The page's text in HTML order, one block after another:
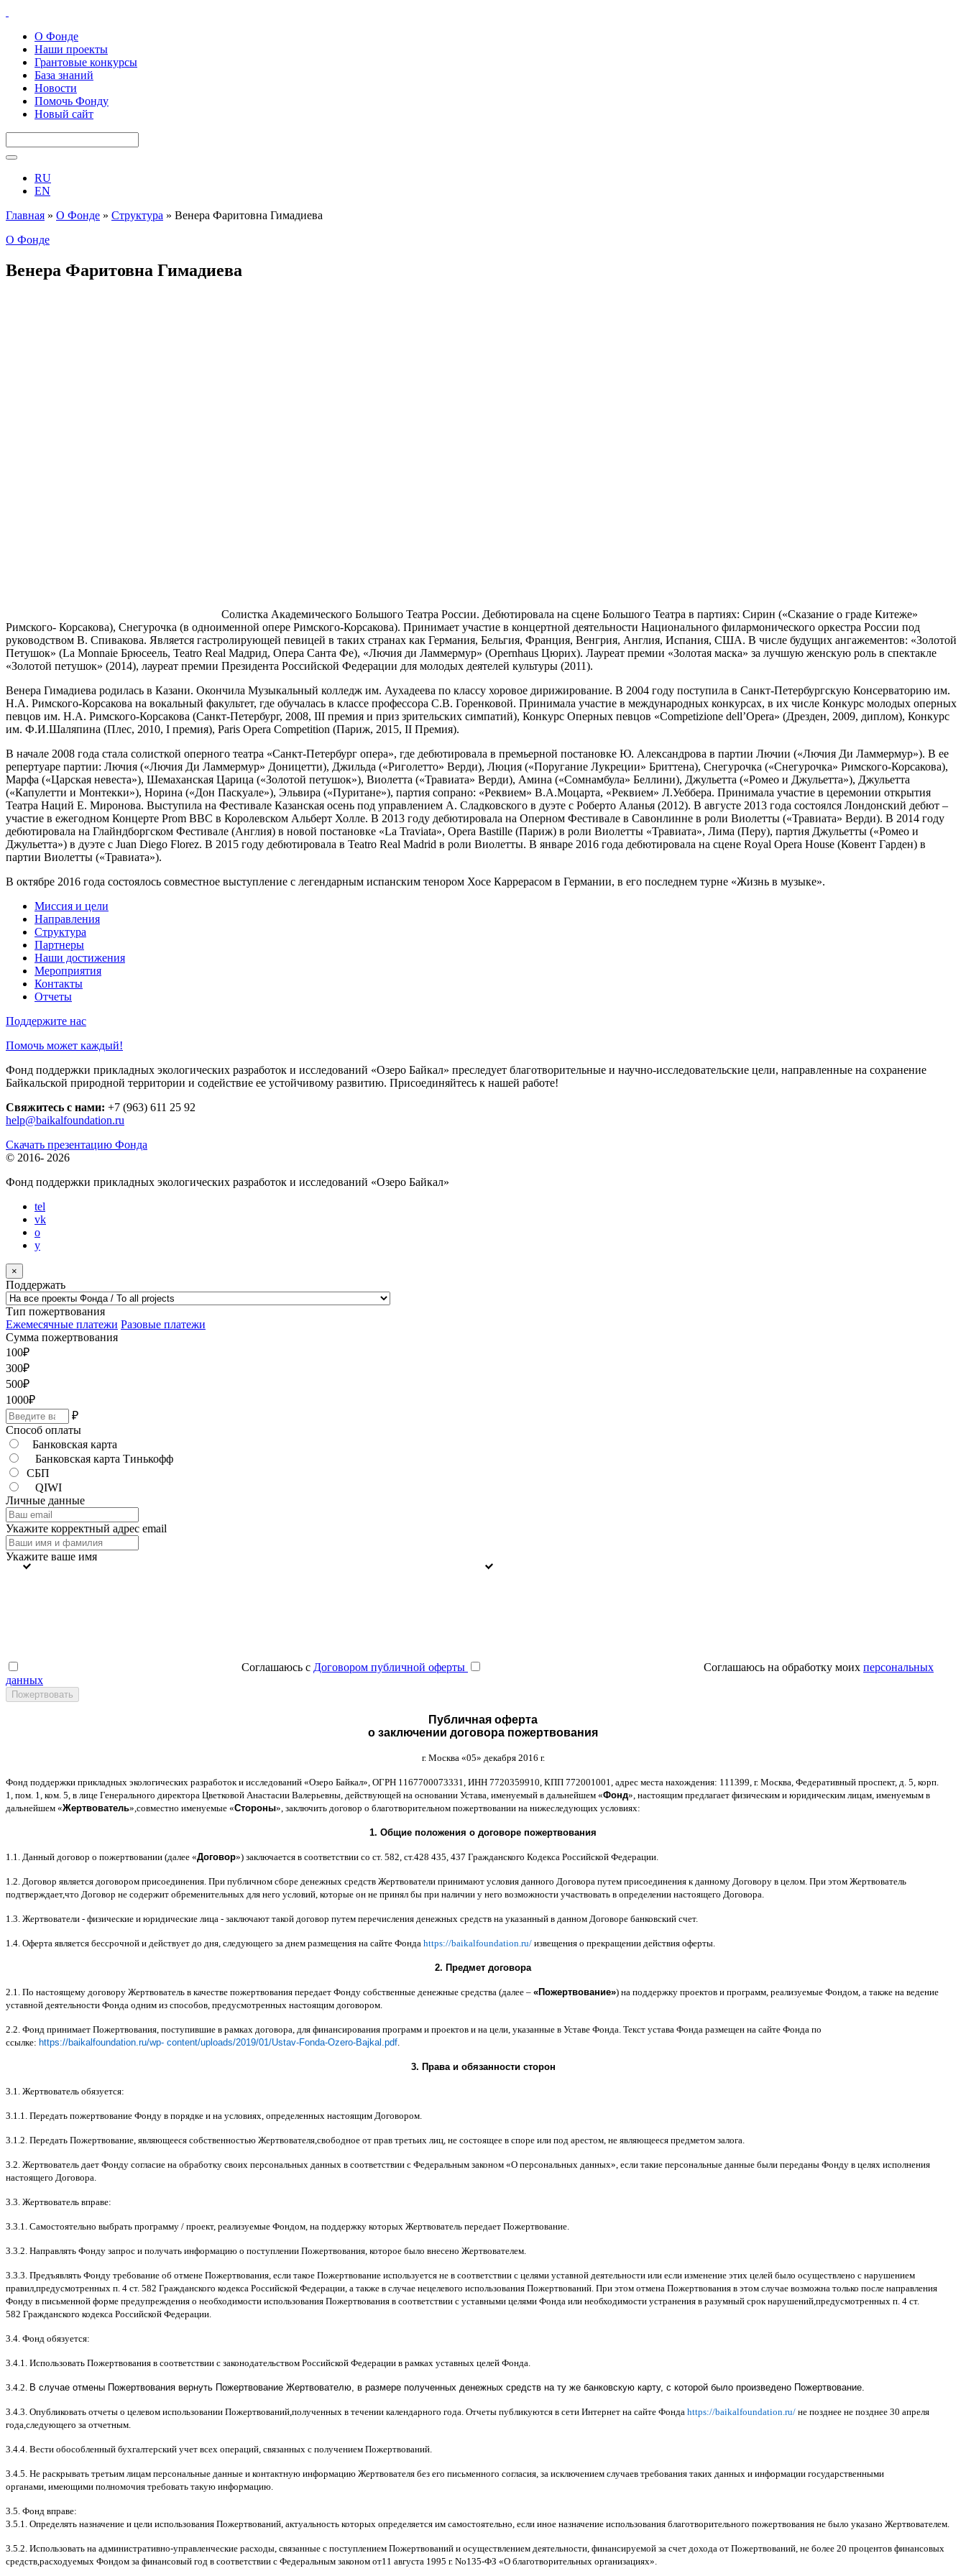
О Фонде
Наши проекты
Грантовые конкурсы
База знаний
Новости
Помочь Фонду
Новый сайт
RU
EN
Главная » О Фонде » Структура » Венера Фаритовна Гимадиева
О Фонде
Венера Фаритовна Гимадиева
Солистка Академического Большого Театра России. Дебютировала на сцене Большого Театра в партиях: Сирин («Сказание о граде Китеже»
Римского- Корсакова), Снегурочка (в одноименной опере Римского-Корсакова). Принимает участие в концертной деятельности Национального филармонического оркестра России под
руководством В. Спивакова. Является гастролирующей певицей в таких странах как Германия, Бельгия, Франция, Венгрия, Англия, Испания, США. В числе будущих ангажементов: «Золотой
Петушок» (La Monnaie Брюсеель, Teatro Real Мадрид, Опера Санта Фе), «Лючия ди Ламмермур» (Opernhaus Цюрих). Лауреат премии «Золотая маска» за лучшую женскую роль в спектакле
«Золотой петушок» (2014), лауреат премии Президента Российской Федерации для молодых деятелей культуры (2011).
Венера Гимадиева родилась в Казани. Окончила Музыкальный колледж им. Аухадеева по классу хоровое дирижирование. В 2004 году поступила в Санкт-Петербургскую Консерваторию им.
Н.А. Римского-Корсакова на вокальный факультет, где обучалась в классе профессора С.В. Горенковой. Принимала участие в международных конкурсах, в их числе Конкурс молодых оперных
певцов им. Н.А. Римского-Корсакова (Санкт-Петербург, 2008, III премия и приз зрительских симпатий), Конкурс Оперных певцов «Competizione dell’Opera» (Дрезден, 2009, диплом), Конкурс
им. Ф.И.Шаляпина (Плес, 2010, I премия), Paris Opera Competition (Париж, 2015, II Премия).
В начале 2008 года стала солисткой оперного театра «Санкт-Петербург опера», где дебютировала в премьерной постановке Ю. Александрова в партии Лючии («Лючия Ди Ламмермур»). В ее
репертуаре партии: Лючия («Лючия Ди Ламмермур» Доницетти), Джильда («Риголетто» Верди), Люция («Поругание Лукреции» Бриттена), Снегурочка («Снегурочка» Римского-Корсакова),
Марфа («Царская невеста»), Шемаханская Царица («Золотой петушок»), Виолетта («Травиата» Верди), Амина («Сомнамбула» Беллини), Джульетта («Ромео и Джульетта»), Джульетта
(«Капулетти и Монтекки»), Норина («Дон Паскуале»), Эльвира («Пуритане»), партия сопрано: «Реквием» В.А.Моцарта, «Реквием» Л.Уеббера. Принимала участие в церемонии открытия
Театра Наций Е. Миронова. Выступила на Фестивале Казанская осень под управлением А. Сладковского в дуэте с Роберто Аланья (2012). В августе 2013 года состоялся Лондонский дебют –
участие в ежегодном Концерте Prom BBC в Королевском Альберт Холле. В 2013 году дебютировала на Оперном Фестивале в Савонлинне в роли Виолетты («Травиата» Верди). В 2014 году
дебютировала на Глайндборгском Фестивале (Англия) в новой постановке «La Traviata», Opera Bastille (Париж) в роли Виолетты «Травиата», Лима (Перу), партия Джульетты («Ромео и
Джульетта») в дуэте с Juan Diego Florez. В 2015 году дебютировала в Teatro Real Madrid в роли Виолетты. В январе 2016 года дебютировала на сцене Royal Opera House (Ковент Гарден) в
партии Виолетты («Травиата»).
В октябре 2016 года состоялось совместное выступление с легендарным испанским тенором Хосе Каррерасом в Германии, в его последнем турне «Жизнь в музыке».
Миссия и цели
Направления
Структура
Партнеры
Наши достижения
Мероприятия
Контакты
Отчеты
Поддержите нас
Помочь может каждый!
Фонд поддержки прикладных экологических разработок и исследований «Озеро Байкал» преследует благотворительные и научно-исследовательские цели, направленные на сохранение
Байкальской природной территории и содействие ее устойчивому развитию. Присоединяйтесь к нашей работе!
Свяжитесь с нами: +7 (963) 611 25 92
help@baikalfoundation.ru
Скачать презентацию Фонда
© 2016- 2026
Фонд поддержки прикладных экологических разработок и исследований «Озеро Байкал»
tel
vk
o
y
×
Поддержать
Тип пожертвования
Ежемесячные платежи Разовые платежи
Сумма пожертвования
100₽
300₽
500₽
1000₽
₽
Способ оплаты
Банковская карта
Банковская карта Тинькофф
СБП
QIWI
Личные данные
Укажите корректный адрес email
Укажите ваше имя
Соглашаюсь с Договором публичной оферты Соглашаюсь на обработку моих персональных
данных
Публичная оферта
о заключении договора пожертвования
г. Москва «05» декабря 2016 г.
Фонд поддержки прикладных экологических разработок и исследований «Озеро Байкал», ОГРН 1167700073331, ИНН 7720359910, КПП 772001001, адрес места нахождения: 111399, г. Москва Федеративный проспект, д . 5, корп
1, пом . 1, ком . 5, в лице Генерального директора Цветковой Анастасии Валерьевны действующей на основании Устава именуемый в дальнейшем «Фонд», настоящим предлагает физическим и юридическим лицам именуемым в
дальнейшем «Жертвователь», совместно именуемые «Стороны», заключить договор o благотворительном пожертвовании на нижеследующих условиях:
1. Общие положения o договоре пожертвования
1.1. Данный договор о пожертвовании (далее «Договор») заключается в соответствии со ст. 582, ст.428 435, 437 Гражданского Кодекса Российской Федерации
1.2. Договор является договором присоединения При публичном сборе денежных средств Жертвователи принимают условия данного Договора путем присоединения к данному Договору в целом При этом Жертвователь
подтверждает,что Договор не содержит обременительных для него условий которые он не принял бы при наличии у него возможности участвовать в определении настоящего Договора
1.3. Жертвователи - физические и юридические лица - заключают такой договор путем перечисления денежных средств на указанный в данном Договоре банковский счет.
1.4. Оферта является бессрочной и действует до дня следующего за днем размещения на сайте Фонда https://baikalfoundation.ru/ извещения о прекращении действия оферты
2. Предмет договора
2.1. По настоящему договору Жертвователь в качестве пожертвования передает Фонду собственные денежные средства (далее – «Пожертвование») на поддержку проектов и программ реализуемые Фондом а также на ведение
уставной деятельности Фонда одним из способов предусмотренных настоящим договором
2.2. Фонд принимает Пожертвования поступившие в рамках договора для финансирования программ и проектов и на цели указанные в Уставе Фонда Текст устава Фонда размещен на сайте Фонда по
ссылке: https://baikalfoundation.ru/wp- content/uploads/2019/01/Ustav-Fonda-Ozero-Bajkal.pdf
3. Права и обязанности сторон
3.1. Жертвователь обязуется:
3.1.1. Передать пожертвование Фонду в порядке и на условиях определенных настоящим Договором
3.1.2. Передать Пожертвование являющееся собственностью Жертвователя свободное от прав третьих лиц не состоящее в споре или под арестом не являющееся предметом залога
3.2. Жертвователь дает Фонду согласие на обработку своих персональных данных в соответствии с Федеральным законом «О персональных данных», если такие персональные данные были переданы Фонду в целях исполнения
настоящего Договора
3.3. Жертвователь вправе:
3.3.1. Самостоятельно выбрать программу / проект, реализуемые Фондом на поддержку которых Жертвователь передает Пожертвование
3.3.2. Направлять Фонду запрос и получать информацию о поступлении Пожертвования которое было внесено Жертвователем
3.3.3. Предъявлять Фонду требование об отмене Пожертвования если такое Пожертвование используется не в соответствии с целями уставной деятельности или если изменение этих целей было осуществлено с нарушением
правил предусмотренных п . 4 ст. 582 Гражданского кодекса Российской Федерации а также в случае нецелевого использования Пожертвований При этом отмена Пожертвования в этом случае возможна только после направления
Фонду в письменной форме предупреждения о необходимости использования Пожертвования в соответствии с уставными целями Фонда или необходимости устранения в разумный срок нарушений предусмотренных п . 4 ст.
582 Гражданского кодекса Российской Федерации
3.4. Фонд обязуется:
3.4.1. Использовать Пожертвования в соответствии с законодательством Российской Федерации в рамках уставных целей Фонда
3.4.2. В случае отмены Пожертвования вернуть Пожертвование Жертвователю, в размере полученных денежных средств на ту же банковскую карту, с которой было произведено Пожертвование.
3.4.3. Опубликовать отчеты о целевом использовании Пожертвований полученных в течении календарного года Отчеты публикуются в сети Интернет на сайте Фонда https://baikalfoundation.ru/ не позднее не позднее 30 апреля
года следующего за отчетным
3.4.4. Вести обособленный бухгалтерский учет всех операций связанных с получением Пожертвований
3.4.5. Не раскрывать третьим лицам персональные данные и контактную информацию Жертвователя без его письменного согласия за исключением случаев требования таких данных и информации государственными
органами имеющими полномочия требовать такую информацию
3.5. Фонд вправе:
3.5.1. Определять назначение и цели использования Пожертвований актуальность которых определяется им самостоятельно если иное назначение использования благотворительного пожертвования не было указано Жертвователем
3.5.2. Использовать на административно-управленческие расходы связанные с поступлением Пожертвований и осуществлением деятельности финансируемой за счет дохода от Пожертвований не более 20 процентов финансовых
средств расходуемых Фондом за финансовый год в соответствии с Федеральным законом от11 августа 1995 г. No135-ФЗ «О благотворительных организациях».